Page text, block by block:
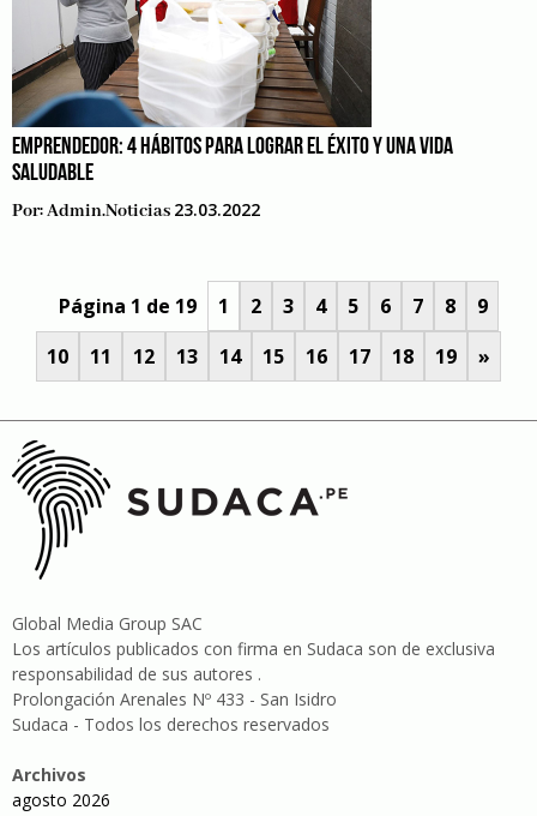
EMPRENDEDOR: 4 HÁBITOS PARA LOGRAR EL ÉXITO Y UNA VIDA
SALUDABLE
Por:Admin.noticias 23.03.2022
Página 1 de 19 1 2 3 4 5 6 7 8
9
10
11 12 13 14 15 16 17 18 19 »
Global Media Group SAC
Los artículos publicados con firma en Sudaca son de exclusiva
responsabilidad de sus autores .
Prolongación Arenales Nº 433 - San Isidro
Sudaca - Todos los derechos reservados
Archivos
agosto 2026